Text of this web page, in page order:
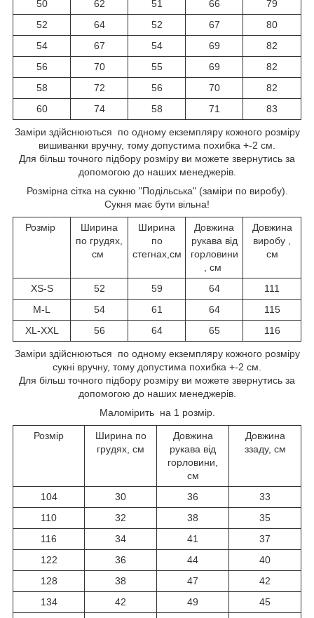
50
62 51 66
79
52
64 52 67
80
54
67 54 69
82
56
70 55 69
82
58
72 56 70
82
60
74 58 71 83
Заміри здійснюються по одному екземпляру кожного розміру
вишиванки вручну, тому допустима похибка +-2 см.
Для більш точного підбору розміру ви можете звернутись за
допомогою до наших менеджерів.
Розмірна сітка на сукню "Подільська" (заміри по виробу).
Сукня має бути вільна!
Розмір
Ширина
по грудях,
см
Ширина
по
стегнах,см
Довжина
рукава від
горловини
, см
Довжина
виробу ,
см
XS-S 52 59 64
111
M-L
54 61 64
115
XL-XXL
56 64 65 116
Заміри здійснюються по одному екземпляру кожного розміру
сукні вручну, тому допустима похибка +-2 см.
Для більш точного підбору розміру ви можете звернутись за
допомогою до наших менеджерів.
Маломірить на 1 розмір.
Розмір
Ширина по
грудях, см
Довжина
рукава від
горловини,
см
Довжина
ззаду, см
104 30 36
33
110
32 38
35
116
34 41
37
122
36 44
40
128
38 47
42
134
42 49
45